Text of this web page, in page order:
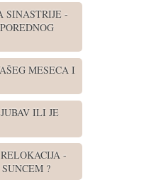
SINASTRIJE -
MESECA I
ILI JE
-
?